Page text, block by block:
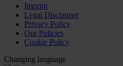
Imprint
Legal Disclaimer
Privacy Policy
Our Policies
Cookie Policy
Changing language